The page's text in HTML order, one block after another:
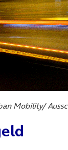
Tab)
Mobility/